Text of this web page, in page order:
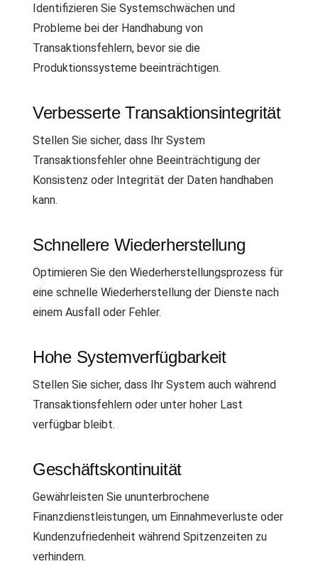
Identifizieren Sie Systemschwächen und
Probleme bei der Handhabung von
Transaktionsfehlern, bevor sie die
Produktionssysteme beeinträchtigen.
Verbesserte Transaktionsintegrität
Stellen Sie sicher, dass Ihr System
Transaktionsfehler ohne Beeinträchtigung der
Konsistenz oder Integrität der Daten handhaben
kann.
Schnellere Wiederherstellung
Optimieren Sie den Wiederherstellungsprozess für
eine schnelle Wiederherstellung der Dienste nach
einem Ausfall oder Fehler.
Hohe Systemverfügbarkeit
Stellen Sie sicher, dass Ihr System auch während
Transaktionsfehlern oder unter hoher Last
verfügbar bleibt.
Geschäftskontinuität
Gewährleisten Sie ununterbrochene
Finanzdienstleistungen, um Einnahmeverluste oder
Kundenzufriedenheit während Spitzenzeiten zu
verhindern.